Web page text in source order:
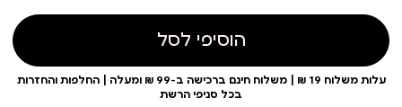
הוסיפי לסל
עלות משלוח 19 ₪ | משלוח חינם ברכישה ב-99 ₪ ומעלה | החלפות והחזרות
בכל סניפי הרשת